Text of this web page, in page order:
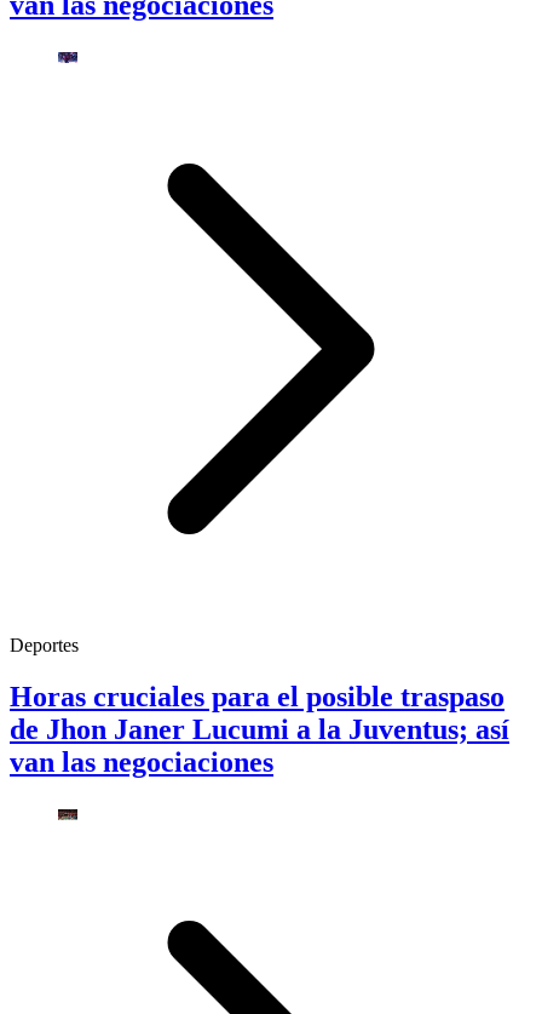
Deportes
Horas cruciales para el posible traspaso
de Jhon Janer Lucumi a la Juventus; así
van las negociaciones